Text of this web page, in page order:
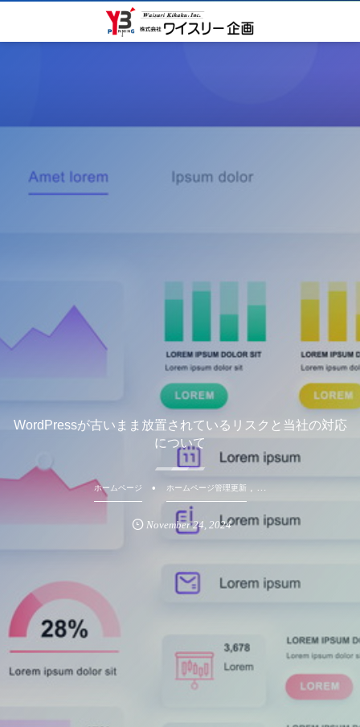
WordPressが古いまま放置されているリスクと当社の対応
について
ホームページ ホームページ管理更新, …
November 24, 2024